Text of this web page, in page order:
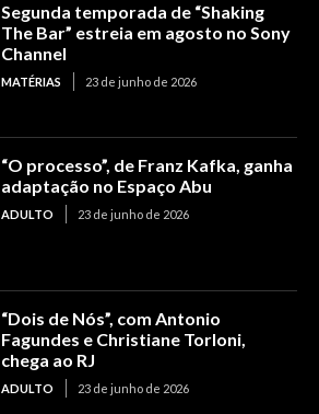
Segunda temporada de “Shaking
The Bar” estreia em agosto no Sony
Channel
MATÉRIAS 23 de junho de 2026
“O processo”, de Franz Kafka, ganha
adaptação no Espaço Abu
ADULTO 23 de junho de 2026
“Dois de Nós”, com Antonio
Fagundes e Christiane Torloni,
chega ao RJ
ADULTO 23 de junho de 2026